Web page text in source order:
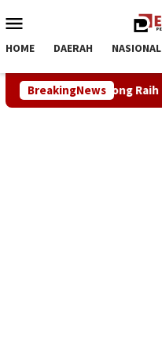
ke
Mobile
HOME DAERAH NASIONAL
BreakingNews
Predikat Kompeten